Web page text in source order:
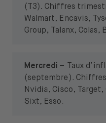
(T3). Chiffres
Walmart, Encavis,
Group, Talanx, Colas,
Mercredi – Taux
(septembre).
Nvidia, Cisco, Target,
Sixt, Esso.